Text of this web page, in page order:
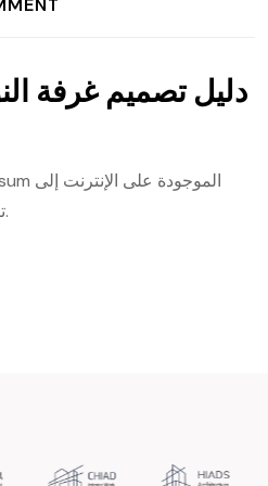
دليل تصميم غرفة
تكرار أجزاء محددة مسبقًا مثل.